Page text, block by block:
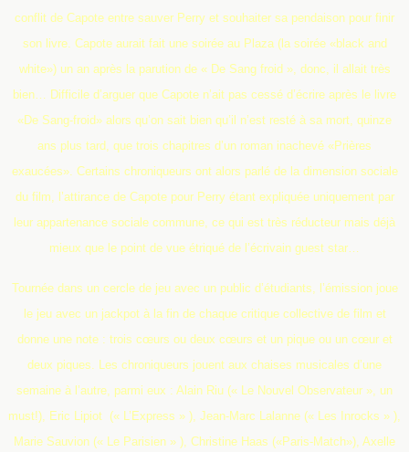
conflit de Capote entre sauver Perry et souhaiter sa pendaison pour finir
son livre. Capote aurait fait une soirée au Plaza (la soirée «black and
white») un an après la parution de « De Sang froid », donc, il allait très
bien… Difficile d’arguer que Capote n’ait pas cessé d’écrire après le livre
«De Sang-froid» alors qu’on sait bien qu’il n’est resté à sa mort, quinze
ans plus tard, que trois chapitres d’un roman inachevé «Prières
exaucées». Certains chroniqueurs ont alors parlé de la dimension sociale
du film, l’attirance de Capote pour Perry étant expliquée uniquement par
leur appartenance sociale commune, ce qui est très réducteur mais déjà
mieux que le point de vue étriqué de l’écrivain guest star…
Tournée dans un cercle de jeu avec un public d’étudiants, l’émission joue
le jeu avec un jackpot à la fin de chaque critique collective de film et
donne une note : trois cœurs ou deux cœurs et un pique ou un cœur et
deux piques. Les chroniqueurs jouent aux chaises musicales d’une
semaine à l’autre, parmi eux : Alain Riu (« Le Nouvel Observateur », un
must!), Eric Lipiot (« L’Express » ), Jean-Marc Lalanne (« Les Inrocks » ),
Marie Sauvion (« Le Parisien » ), Christine Haas («Paris-Match»), Axelle